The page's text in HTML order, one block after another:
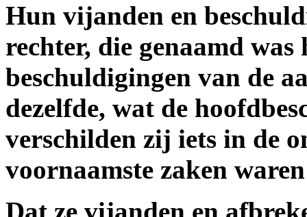
Hun vijanden en
rechter, die genaamd
beschuldigingen van de
dezelfde, wat de
verschilden zij iets in de
voornaamste zaken